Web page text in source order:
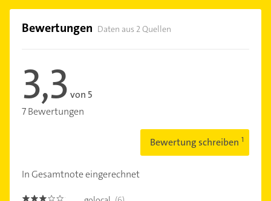
Bewertungen Daten aus 2 Quellen
3,3 von 5
7 Bewertungen
Bewertung schreiben
In Gesamtnote eingerechnet